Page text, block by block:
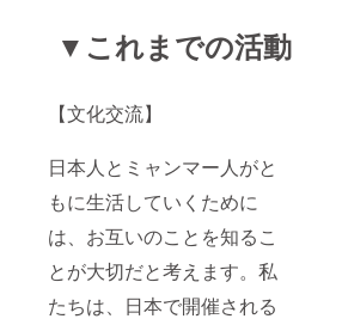
▼これまでの活動
【文化交流】
日本人とミャンマー人がと
もに生活していくために
は、お互いのことを知るこ
とが大切だと考えます。私
たちは、日本で開催される